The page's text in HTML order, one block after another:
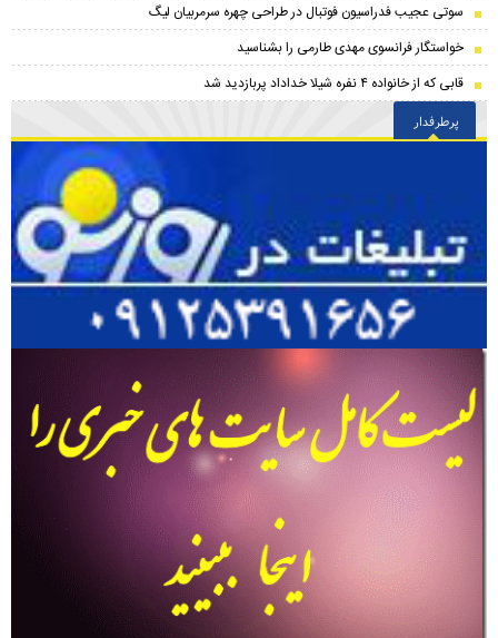
سوتی عجیب فدراسیون فوتبال در طراحی چهره سرمربیان لیگ
خواستگار فرانسوی مهدی طارمی را بشناسید
قابی که از خانواده ۴ نفره شیلا خداداد پربازدید شد
پرطرفدار